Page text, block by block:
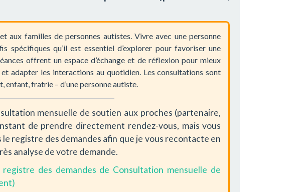
aux familles de personnes autistes. Vivre avec une personne
spécifiques qu’il est essentiel d’explorer pour favoriser une
offrent un espace d’échange et de réflexion pour mieux
adapter les interactions au quotidien. Les consultations sont
enfant, fratrie – d’une personne autiste.
mensuelle de soutien aux proches (partenaire,
de prendre directement rendez-vous, mais vous
registre des demandes afin que je vous recontacte en
analyse de votre demande.
des demandes de Consultation mensuelle de